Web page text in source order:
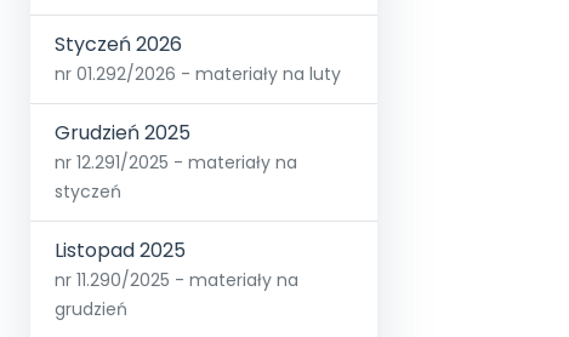
Styczeń 2026
nr 01.292/2026 - materiały na luty
Grudzień 2025
nr 12.291/2025 - materiały na
styczeń
Listopad 2025
nr 11.290/2025 - materiały na
grudzień